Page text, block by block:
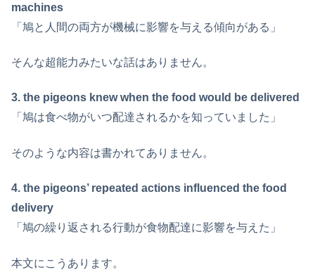
machines
「鳩と人間の両方が機械に影響を与える傾向がある」
そんな超能力みたいな話はありません。
3. the pigeons knew when the food would be delivered
「鳩は食べ物がいつ配達されるかを知っていました」
そのような内容は書かれてありません。
4. the pigeons’ repeated actions influenced the food
delivery
「鳩の繰り返される行動が食物配達に影響を与えた」
本文にこうあります。